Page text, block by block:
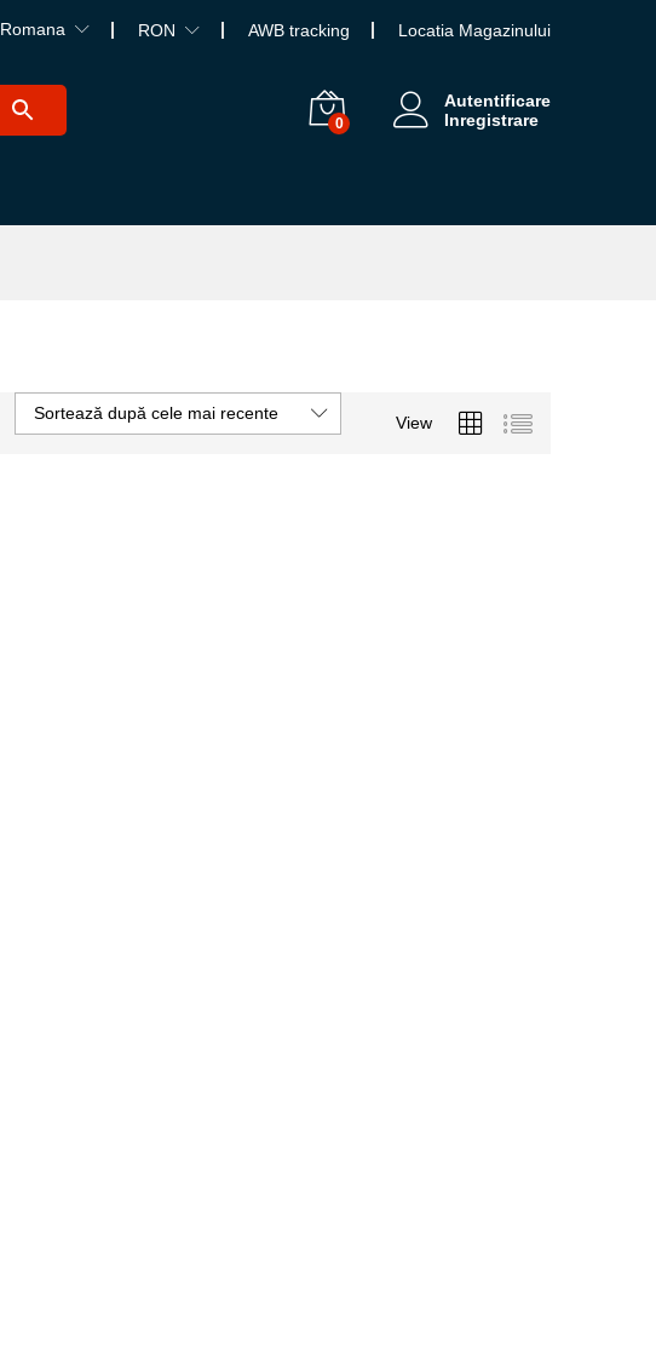
Romana RON AWB tracking Locatia Magazinului
0
Autentificare
Inregistrare
View
Sortează după cele mai recente